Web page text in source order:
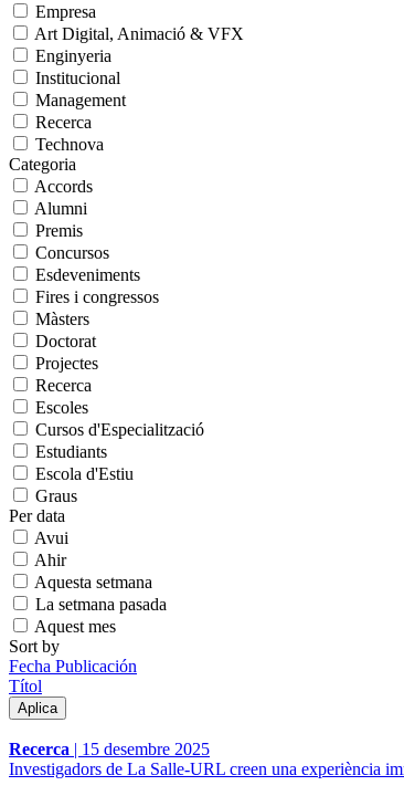
Empresa
Art Digital, Animació & VFX
Enginyeria
Institucional
Management
Recerca
Technova
Categoria
Accords
Alumni
Premis
Concursos
Esdeveniments
Fires i congressos
Màsters
Doctorat
Projectes
Recerca
Escoles
Cursos d'Especialització
Estudiants
Escola d'Estiu
Graus
Per data
Avui
Ahir
Aquesta setmana
La setmana pasada
Aquest mes
Sort by
Fecha Publicación
Títol
Recerca | 15 desembre 2025
Investigadors de La Salle-URL creen una experiència